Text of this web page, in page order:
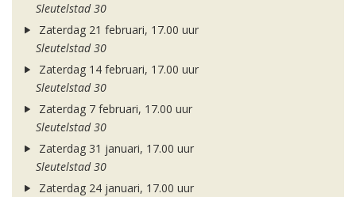
Sleutelstad 30
Zaterdag 21 februari, 17.00 uur
Sleutelstad 30
Zaterdag 14 februari, 17.00 uur
Sleutelstad 30
Zaterdag 7 februari, 17.00 uur
Sleutelstad 30
Zaterdag 31 januari, 17.00 uur
Sleutelstad 30
Zaterdag 24 januari, 17.00 uur